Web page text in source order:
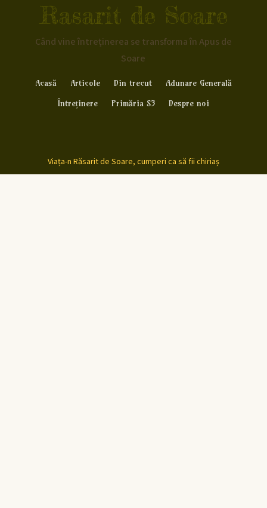
Rasarit de Soare
Când vine întreținerea se transforma în Apus de
Soare
Acasă Articole Din trecut
Adunare Generală
Întreținere
Primăria S3 Despre noi
Viața-n Răsarit de Soare, cumperi ca să fii chiriaș